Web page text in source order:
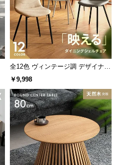
全12色 ヴィンテージ調 デザイナー
ズシェルチェア
￥9,998